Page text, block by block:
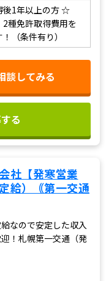
1年以上の方☆
種免許取得費用を
（条件有り）
談してみる
る
社【発寒営業
給）｟第一交通
なので安定した収入
！札幌第一交通（発